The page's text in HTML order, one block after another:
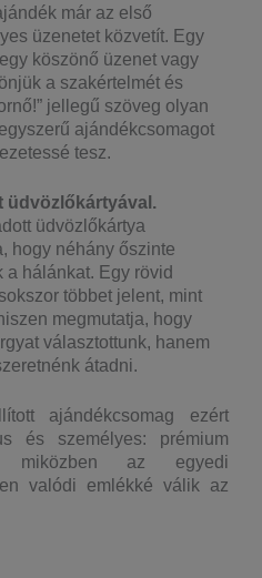
már az első
üzenetet közvetít. Egy
köszönő üzenet vagy
a szakértelmét és
jellegű szöveg olyan
ajándékcsomagot
tesz.
üdvözlőkártyával.
üdvözlőkártya
hogy néhány őszinte
hálánkat. Egy rövid
többet jelent, mint
megmutatja, hogy
választottunk, hanem
átadni.
ajándékcsomag ezért
és személyes: prémium
miközben az egyedi
valódi emlékké válik az